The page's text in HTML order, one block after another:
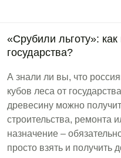
«Срубили льготу»:
государства?
А знали ли вы, что
кубов леса от
древесину можно
строительства, ремонта
назначение –
просто взять и получить